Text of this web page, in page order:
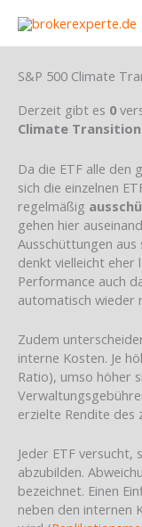
content
S&P 500 Climate
Derzeit gibt es 0
Climate Transition
Da die ETF alle den
sich die einzelnen
regelmäßig
gehen hier
Ausschüttungen
denkt vielleicht eher
Performance auch
automatisch wieder
Zudem
interne Kosten. Je
Ratio), umso höher
erzielte Rendite des
Jeder ETF versucht,
abzubilden.
bezeichnet. Einen
neben den internen